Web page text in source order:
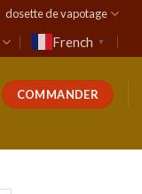
dosette de vapotage
French ▼
COMMANDER